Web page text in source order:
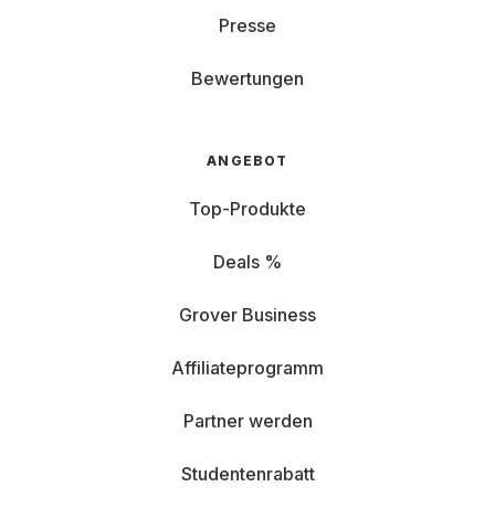
Presse
Bewertungen
ANGEBOT
Top-Produkte
Deals %
Grover Business
Affiliateprogramm
Partner werden
Studentenrabatt